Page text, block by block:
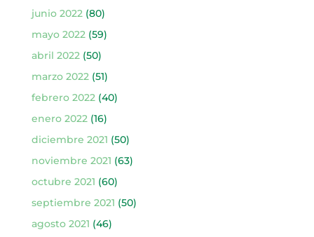
junio 2022 (80)
mayo 2022 (59)
abril 2022 (50)
marzo 2022 (51)
febrero 2022 (40)
enero 2022 (16)
diciembre 2021 (50)
noviembre 2021 (63)
octubre 2021 (60)
septiembre 2021 (50)
agosto 2021 (46)